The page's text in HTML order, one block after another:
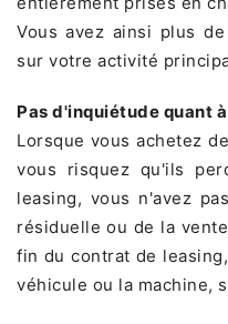
Vous avez ainsi plus
sur votre activité
Pas d'inquiétude quant
Lorsque vous achetez
vous risquez qu'ils
leasing, vous n'avez
résiduelle ou de la
fin du contrat de
véhicule ou la machine,